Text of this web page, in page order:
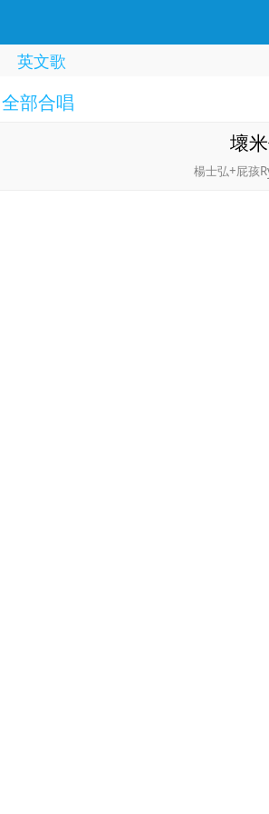
英文歌
全部合唱
壞
楊士弘+屁孩